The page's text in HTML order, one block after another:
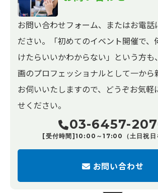
お問い合わせフォーム、またはお電話
ださい。「初めてのイベント開催で、
けたらいいかわからない」という方も
画のプロフェッショナルとして一から
お伺いいたしますので、どうぞお気軽
せください。
03-6457-
[受付時間]10:00～17:00（土日祝日
お問い合わせ